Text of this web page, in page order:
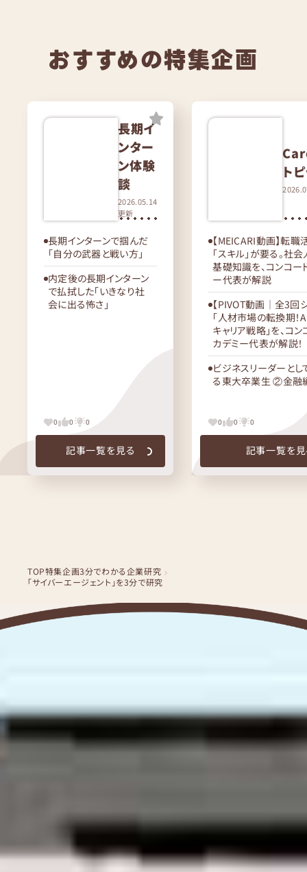
おすすめの特集企画
長期イ
ンター
ン体験
談
2026.05.14
更新
長期インターンで掴んだ
「自分の武器と戦い方」
内定後の長期インターン
で払拭した「いきなり社
会に出る怖さ」
0 0 0
記事一覧を見る
ト
【MEICARI動画】転職
「スキル」が要る。社
基礎知識を、コンコー
ー代表が解説
【PIVOT動画｜全3回
「人材市場の転換期！
キャリア戦略」を、コ
カデミー代表が解説！
ビジネスリーダーとし
る東大卒業生 ②金融
0 0 0
記事一覧を
TOP特集企画3分でわかる企業研究
「サイバーエージェント」を3分で研究